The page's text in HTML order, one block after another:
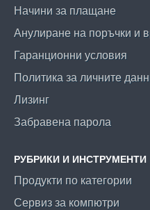
Начини за плащане
Анулиране на поръчки и
Гаранционни условия
Политика за личните
Лизинг
Забравена парола
РУБРИКИ И ИНСТРУМЕНТИ
Продукти по категории
Сервиз за компютри